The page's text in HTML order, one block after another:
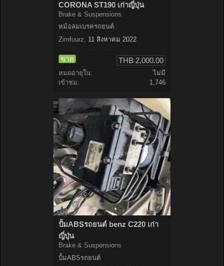
CORONA ST190 เก่าญี่ปุ่น
Brake & Suspensions
หม้อลมเบรครถยนต์
Zimfourz, 11 สิงหาคม 2022
ขาย THB 2,000.00
หมดอายุใน:
ไม่มี
เข้าชม:
1,746
ปั้มABSรถยนต์ benz C220 เก่า
ญี่ปุ่น
Brake & Suspensions
ปั้มABSรถยนต์